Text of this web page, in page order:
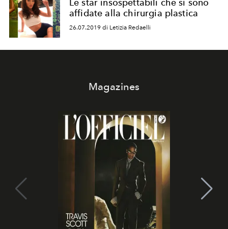
Le star insospettabili che si sono
affidate alla chirurgia plastica
26.07.2019 di Letizia Redaelli
Magazines